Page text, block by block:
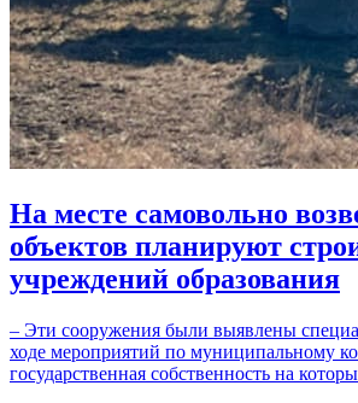
На месте самовольно
объектов планируют
учреждений образования
– Эти сооружения были выявлены
ходе мероприятий по муниципальному
государственная собственность на